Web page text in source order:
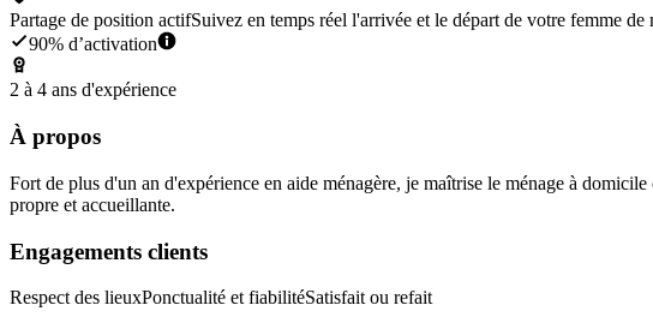
Partage de position actifSuivez en temps réel l'arrivée et le départ de votre femme de
90% d’activation
2 à 4 ans d'expérience
À propos
Fort de plus d'un an d'expérience en aide ménagère, je maîtrise le ménage à
propre et accueillante.
Engagements clients
Respect des lieuxPonctualité et fiabilitéSatisfait ou refait